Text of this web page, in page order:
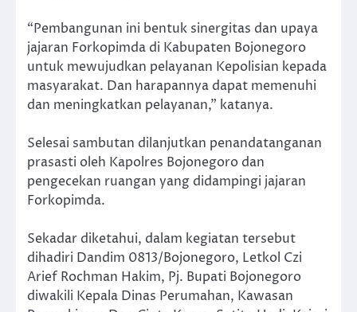
“Pembangunan ini bentuk sinergitas dan upaya
jajaran Forkopimda di Kabupaten Bojonegoro
untuk mewujudkan pelayanan Kepolisian kepada
masyarakat. Dan harapannya dapat memenuhi
dan meningkatkan pelayanan,” katanya.
Selesai sambutan dilanjutkan penandatanganan
prasasti oleh Kapolres Bojonegoro dan
pengecekan ruangan yang didampingi jajaran
Forkopimda.
Sekadar diketahui, dalam kegiatan tersebut
dihadiri Dandim 0813/Bojonegoro, Letkol Czi
Arief Rochman Hakim, Pj. Bupati Bojonegoro
diwakili Kepala Dinas Perumahan, Kawasan